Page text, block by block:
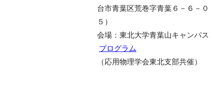
台市青葉区荒巻字青葉６－６－０
５）
会場：東北大学青葉山キャンパス
プログラム
（応用物理学会東北支部共催）